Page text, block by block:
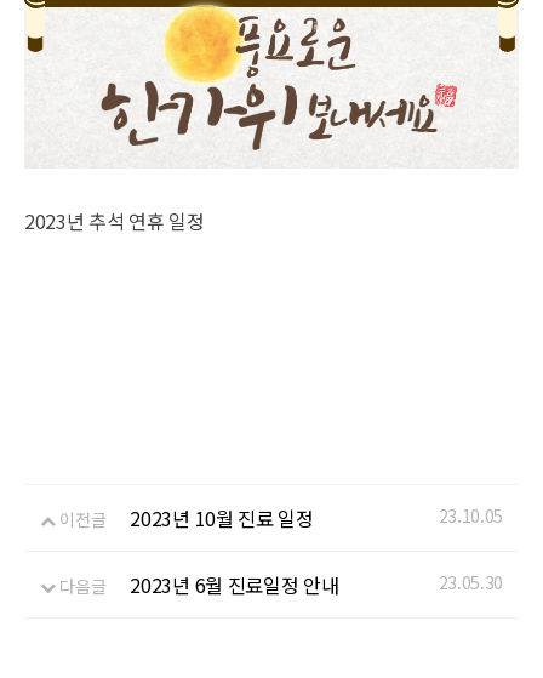
2023년 추석 연휴 일정
이전글 2023년 10월 진료 일정 23.10.05
다음글 2023년 6월 진료일정 안내 23.05.30